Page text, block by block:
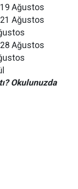
Ağustos
Ağustos
Ağustos
Okulunuzda